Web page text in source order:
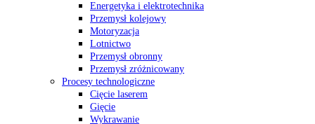
Energetyka i elektrotechnika
Przemysł kolejowy
Motoryzacja
Lotnictwo
Przemysł obronny
Przemysł zróżnicowany
Procesy technologiczne
Cięcie laserem
Gięcie
Wykrawanie